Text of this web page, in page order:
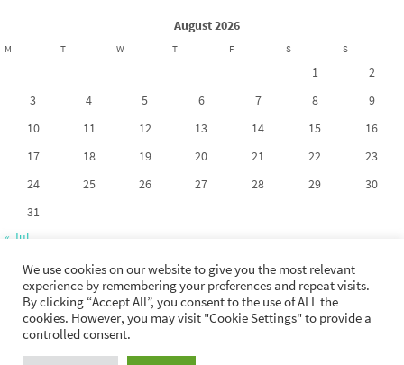
August 2026
M T W T F S S
1
2
3
4 5 6 7 8
9
10
11 12 13 14 15
16
17
18 19 20 21 22
23
24
25 26 27 28 29
30
31
« Jul
Copyright 2017-2026. La riproduzione dei contenuti di questo sito non è
permessa tranne esplicita autorizzazione dell'autore.
We use cookies on our website to give you the most relevant
experience by remembering your preferences and repeat visits.
By clicking “Accept All”, you consent to the use of ALL the
cookies. However, you may visit "Cookie Settings" to provide a
controlled consent.